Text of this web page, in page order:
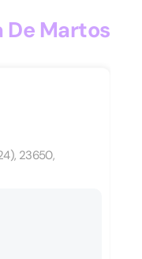
De Martos
23650,